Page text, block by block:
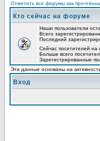
Отметить все форумы как
Кто сейчас на форуме
Наши пользователи
Всего
Последний
Сейчас посетителей на
Больше всего
Зарегистрированные
Эти данные основаны на
Вход